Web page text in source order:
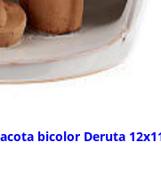
bicolor Deruta